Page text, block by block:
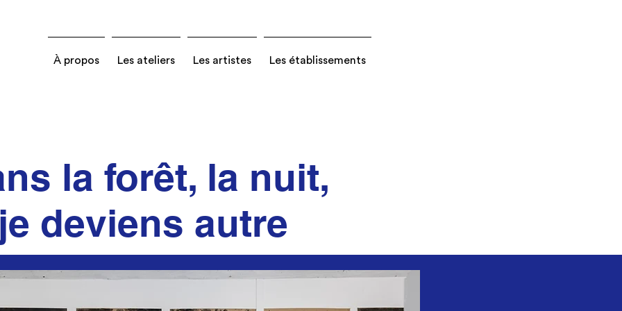
À propos Les ateliers Les artistes Les établissements
la forêt, la nuit,
deviens autre